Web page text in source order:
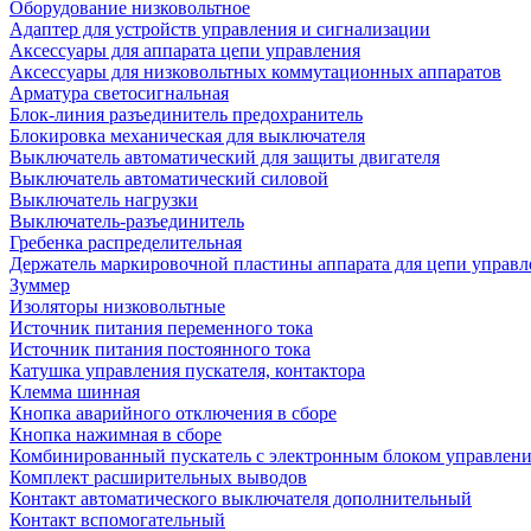
Оборудование низковольтное
Адаптер для устройств управления и сигнализации
Аксессуары для аппарата цепи управления
Аксессуары для низковольтных коммутационных аппаратов
Арматура светосигнальная
Блок-линия разъединитель предохранитель
Блокировка механическая для выключателя
Выключатель автоматический для защиты двигателя
Выключатель автоматический силовой
Выключатель нагрузки
Выключатель-разъединитель
Гребенка распределительная
Держатель маркировочной пластины аппарата для цепи
Зуммер
Изоляторы низковольтные
Источник питания переменного тока
Источник питания постоянного тока
Катушка управления пускателя, контактора
Клемма шинная
Кнопка аварийного отключения в сборе
Кнопка нажимная в сборе
Комбинированный пускатель с электронным блоком
Комплект расширительных выводов
Контакт автоматического выключателя дополнительный
Контакт вспомогательный